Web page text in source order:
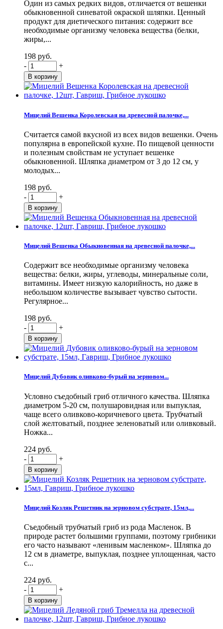
Один из самых редких видов, отличается от вешенки
обыкновенной синеватой окраской шляпки. Ценный
продукт для диетического питания: содержит все
необходимые организму человека вещества (белки,
жиры,...
198 руб.
-
+
Мицелий Вешенка Королевская на древесной палочке,...
Считается самой вкусной из всех видов вешенки. Очень
популярна в европейской кухне. По пищевой ценности
и полезным свойствам не уступает вешенке
обыкновенной. Шляпка диаметром от 3 до 12 см, у
молодых...
198 руб.
-
+
Мицелий Вешенка Обыкновенная на древесной палочке,...
Содержит все необходимые организму человека
вещества: белки, жиры, углеводы, минеральные соли,
витамины. Имеет низкую калорийность, но даже в
небольшом количестве вызывает чувство сытости.
Регулярное...
198 руб.
-
+
Мицелий Дубовик оливково-бурый на зерновом...
Условно съедобный гриб отличного качества. Шляпка
диаметром 5-20 см, полушаровидная или выпуклая,
чаще всего оливково-коричневого цвета. Трубчатый
слой желтоватый, позднее зеленоватый или оливковый.
Ножка...
224 руб.
-
+
Мицелий Козляк Решетник на зерновом субстрате, 15мл,...
Съедобный трубчатый гриб из рода Масленок. В
природе растет большими группами, поэтому грибники
его часто называют «ленивым масленком». Шляпка до
12 см в диаметре, выпуклая, позднее уплощенная, часто
с...
224 руб.
-
+